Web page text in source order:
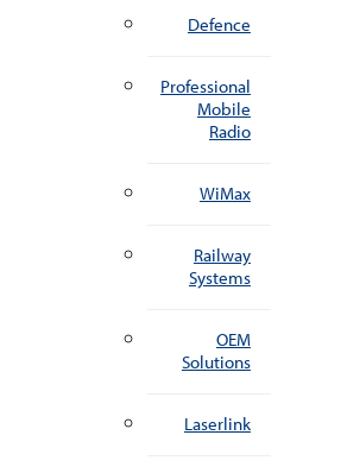
Defence
Professional
Mobile
Radio
WiMax
Railway
Systems
OEM
Solutions
Laserlink